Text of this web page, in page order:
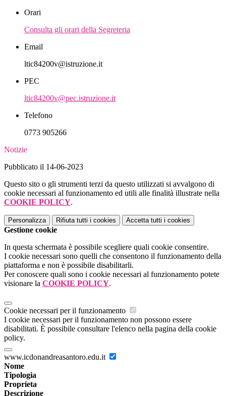
Orari
Consulta gli orari della Segreteria
Email
ltic84200v@istruzione.it
PEC
ltic84200v@pec.istruzione.it
Telefono
0773 905266
Notizie
Pubblicato il 14-06-2023
Questo sito o gli strumenti terzi da questo utilizzati si avvalgono di
cookie necessari al funzionamento ed utili alle finalità illustrate nella
COOKIE POLICY.
Personalizza Rifiuta tutti i cookies Accetta tutti i cookies
Gestione cookie
In questa schermata è possibile scegliere quali cookie consentire.
I cookie necessari sono quelli che consentono il funzionamento della
piattaforma e non è possibile disabilitarli.
Per conoscere quali sono i cookie necessari al funzionamento potete
visionare la COOKIE POLICY.
Cookie necessari per il funzionamento
I cookie necessari per il funzionamento non possono essere
disabilitati. È possibile consultare l'elenco nella pagina della cookie
policy.
www.icdonandreasantoro.edu.it
Nome
Tipologia
Proprieta
Descrizione